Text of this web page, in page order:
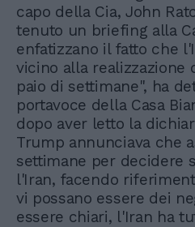
capo della Cia, John
tenuto un briefing alla
enfatizzano il fatto che
vicino alla realizzazione
paio di settimane", ha
portavoce della Casa
dopo aver letto la
Trump annunciava che
settimane per decidere
l'Iran, facendo
vi possano essere dei
essere chiari, l'Iran ha